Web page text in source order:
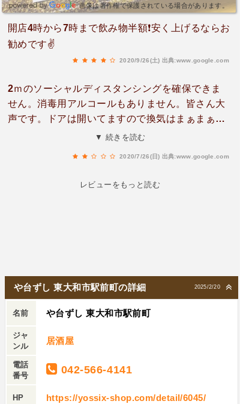
画像は著作権で保護されている場合があります。
開店4時から7時まで飲み物半額❗️安く上げるならお
勧めです✌️
2020/9/26(土) 出典:www.google.com
2ｍのソーシャルディスタンシングを確保できま
せん。消毒用アルコールもありません。皆さん大
声です。ドアは開いてますので換気はまぁまぁ。
恐ろしいです。シャリは酢飯ではないので寿司で
▼ 続きを読む
2020/7/26(日) 出典:www.google.com
レビューをもっと読む
2025/2/20
や台ずし 東大和市駅前町の詳細
名前 や台ずし 東大和市駅前町
ジャ
ンル
居酒屋
電話
番号
042-566-4141
HP https://yossix-shop.com/detail/6045/